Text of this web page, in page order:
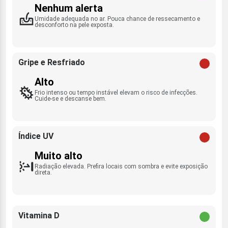
Nenhum alerta
Umidade adequada no ar. Pouca chance de ressecamento e
desconforto na pele exposta.
Gripe e Resfriado
Alto
Frio intenso ou tempo instável elevam o risco de infecções.
Cuide-se e descanse bem.
Índice UV
Muito alto
Radiação elevada. Prefira locais com sombra e evite exposição
direta.
Vitamina D